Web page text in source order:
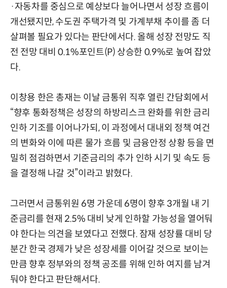
·자동차를 중심으로 예상보다 늘어나면서 성장 흐름이
개선됐지만, 수도권 주택가격 및 가계부채 추이를 좀 더
살펴볼 필요가 있다는 판단에서다. 올해 성장 전망도 직
전 전망 대비 0.1%포인트(P) 상승한 0.9%로 높여 잡았
다.
이창용 한은 총재는 이날 금통위 직후 열린 간담회에서
“향후 통화정책은 성장의 하방리스크 완화를 위한 금리
인하 기조를 이어나가되, 이 과정에서 대내외 정책 여건
의 변화와 이에 따른 물가 흐름 및 금융안정 상황 등을 면
밀히 점검하면서 기준금리의 추가 인하 시기 및 속도 등
을 결정해 나갈 것”이라고 밝혔다.
그러면서 금통위원 6명 가운데 6명이 향후 3개월 내 기
준금리를 현재 2.5% 대비 낮게 인하할 가능성을 열어둬
야 한다는 의견을 보였다고 전했다. 잠재 성장률 대비 당
분간 한국 경제가 낮은 성장세를 이어갈 것으로 보이는
만큼 향후 정부와의 정책 공조를 위해 인하 여지를 남겨
둬야 한다고 판단해서다.